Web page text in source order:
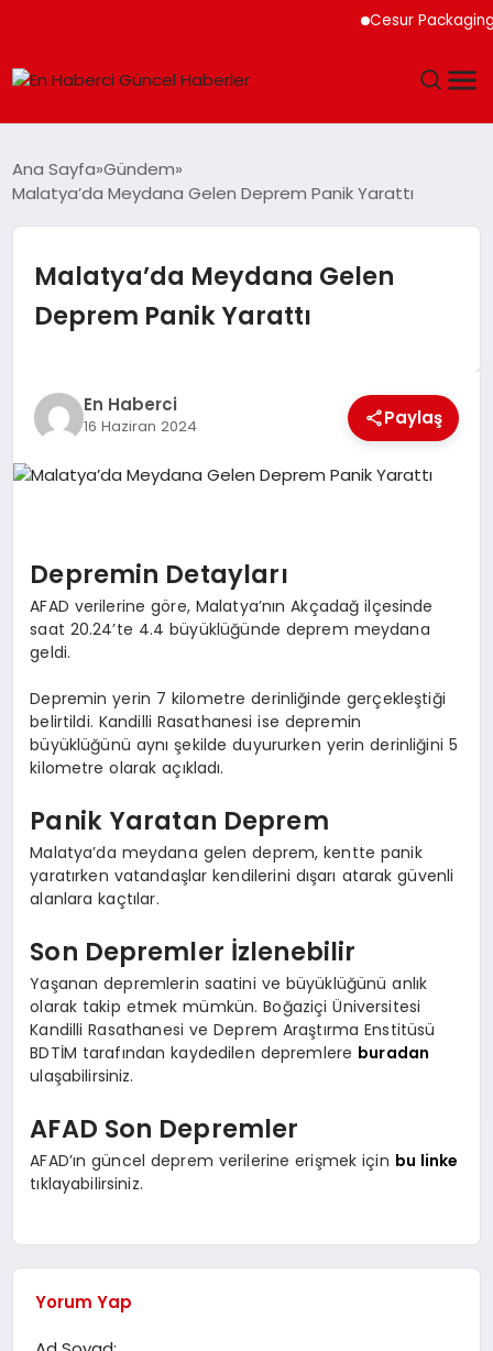
Cesur Packaging,
SPOR
SAĞLIK
TEKNOLOJI
DÜNYA
SIYASET
Ana Sayfa Gündem
Malatya’da Meydana Gelen Deprem Panik Yarattı
Malatya’da Meydana Gelen
Deprem Panik Yarattı
En Haberci
16 Haziran 2024 Paylaş
Depremin Detayları
AFAD verilerine göre, Malatya’nın Akçadağ ilçesinde
saat 20.24’te 4.4 büyüklüğünde deprem meydana
geldi.
Depremin yerin 7 kilometre derinliğinde gerçekleştiği
belirtildi. Kandilli Rasathanesi ise depremin
büyüklüğünü aynı şekilde duyururken yerin derinliğini 5
kilometre olarak açıkladı.
Panik Yaratan Deprem
Malatya’da meydana gelen deprem, kentte panik
yaratırken vatandaşlar kendilerini dışarı atarak güvenli
alanlara kaçtılar.
Son Depremler İzlenebilir
Yaşanan depremlerin saatini ve büyüklüğünü anlık
olarak takip etmek mümkün. Boğaziçi Üniversitesi
Kandilli Rasathanesi ve Deprem Araştırma Enstitüsü
BDTİM tarafından kaydedilen depremlere buradan
ulaşabilirsiniz.
AFAD Son Depremler
AFAD’ın güncel deprem verilerine erişmek için bu linke
tıklayabilirsiniz.
Yorum Yap